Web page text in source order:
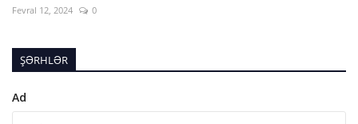
Fevral 12, 2024 0
ŞƏRHLƏR
Ad